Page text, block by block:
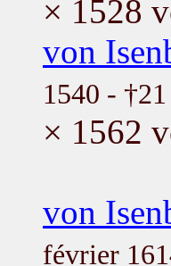
× 1528
von
1540 -
× 1562
von
février